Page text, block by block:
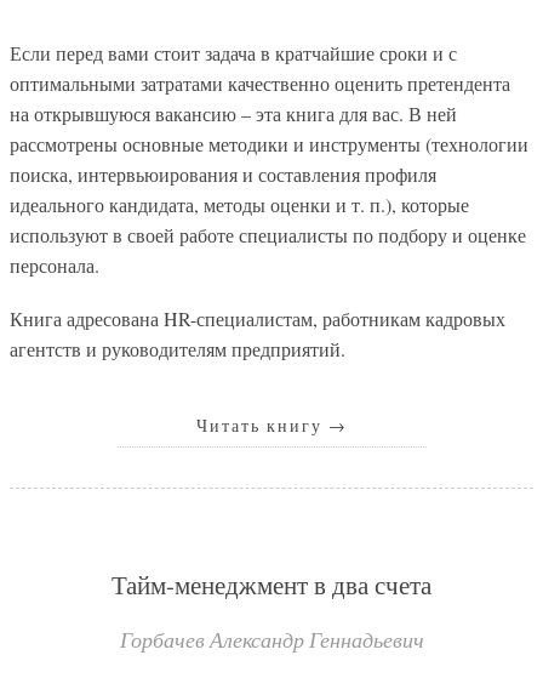
Если перед вами стоит задача в кратчайшие сроки и с
оптимальными затратами качественно оценить претендента
на открывшуюся вакансию – эта книга для вас. В ней
рассмотрены основные методики и инструменты (технологии
поиска, интервьюирования и составления профиля
идеального кандидата, методы оценки и т. п.), которые
используют в своей работе специалисты по подбору и оценке
персонала.
Книга адресована HR-специалистам, работникам кадровых
агентств и руководителям предприятий.
Читать книгу →
Тайм-менеджмент в два счета
Горбачев Александр Геннадьевич